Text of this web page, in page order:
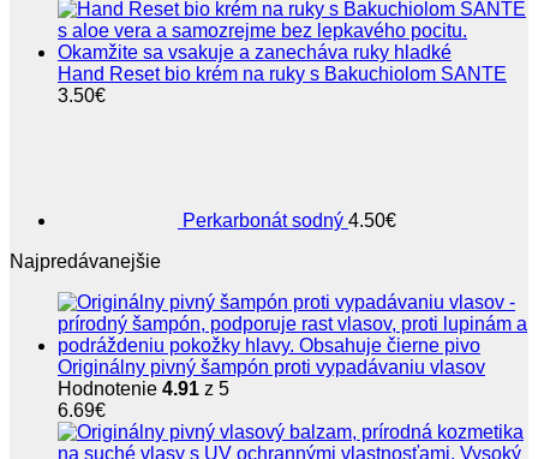
Hand Reset bio krém na ruky s Bakuchiolom SANTE
3.50€
Perkarbonát sodný 4.50€
Najpredávanejšie
Originálny pivný šampón proti vypadávaniu vlasov
Hodnotenie 4.91 z 5
6.69€